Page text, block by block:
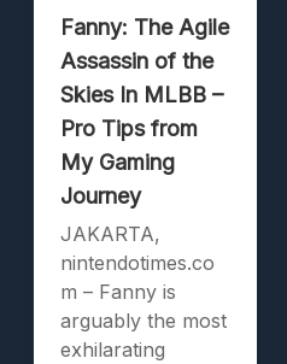
Fanny: The Agile
Assassin of the
Skies In MLBB –
Pro Tips from
My Gaming
Journey
JAKARTA,
nintendotimes.co
m – Fanny is
arguably the most
exhilarating